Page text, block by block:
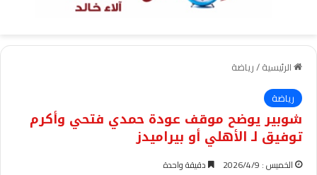
الرئيسية/رياضة
رياضة
شوبير يوضح موقف عودة حمدي فتحي وأكرم
توفيق لـ الأهلي أو بيراميدز
الخميس : 2026/4/9 دقيقة واحدة